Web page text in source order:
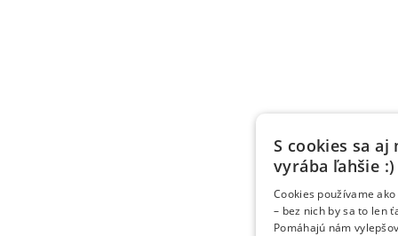
S cookies sa aj
vyrába ľahšie :)
Cookies používame
– bez nich by sa to len
Pomáhajú nám